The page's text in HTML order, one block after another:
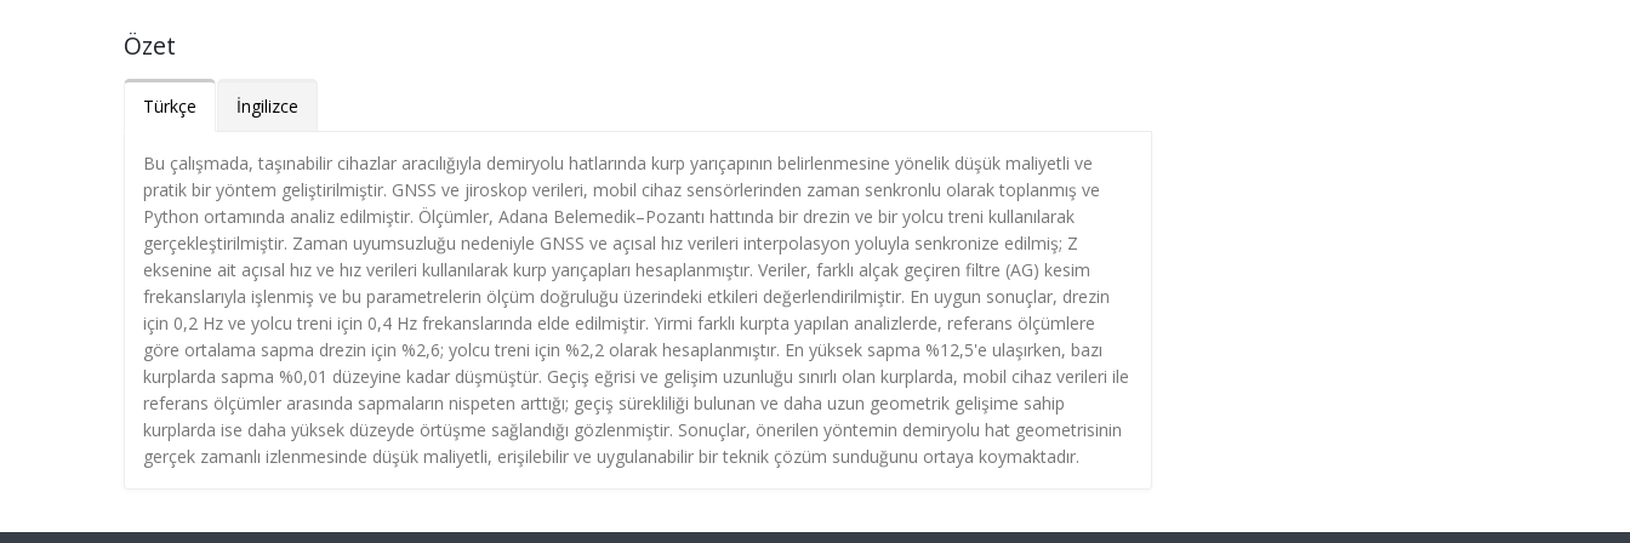
Özet
Türkçe İngilizce
Bu çalışmada, taşınabilir cihazlar aracılığıyla demiryolu hatlarında kurp yarıçapının belirlenmesine yönelik düşük maliyetli ve
pratik bir yöntem geliştirilmiştir. GNSS ve jiroskop verileri, mobil cihaz sensörlerinden zaman senkronlu olarak toplanmış ve
Python ortamında analiz edilmiştir. Ölçümler, Adana Belemedik–Pozantı hattında bir drezin ve bir yolcu treni kullanılarak
gerçekleştirilmiştir. Zaman uyumsuzluğu nedeniyle GNSS ve açısal hız verileri interpolasyon yoluyla senkronize edilmiş; Z
eksenine ait açısal hız ve hız verileri kullanılarak kurp yarıçapları hesaplanmıştır. Veriler, farklı alçak geçiren filtre (AG) kesim
frekanslarıyla işlenmiş ve bu parametrelerin ölçüm doğruluğu üzerindeki etkileri değerlendirilmiştir. En uygun sonuçlar, drezin
için 0,2 Hz ve yolcu treni için 0,4 Hz frekanslarında elde edilmiştir. Yirmi farklı kurpta yapılan analizlerde, referans ölçümlere
göre ortalama sapma drezin için %2,6; yolcu treni için %2,2 olarak hesaplanmıştır. En yüksek sapma %12,5'e ulaşırken, bazı
kurplarda sapma %0,01 düzeyine kadar düşmüştür. Geçiş eğrisi ve gelişim uzunluğu sınırlı olan kurplarda, mobil cihaz verileri ile
referans ölçümler arasında sapmaların nispeten arttığı; geçiş sürekliliği bulunan ve daha uzun geometrik gelişime sahip
kurplarda ise daha yüksek düzeyde örtüşme sağlandığı gözlenmiştir. Sonuçlar, önerilen yöntemin demiryolu hat geometrisinin
gerçek zamanlı izlenmesinde düşük maliyetli, erişilebilir ve uygulanabilir bir teknik çözüm sunduğunu ortaya koymaktadır.